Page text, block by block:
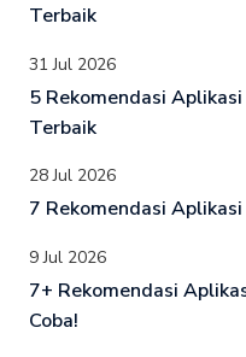
Terbaik
31 Jul 2026
5 Rekomendasi
Terbaik
28 Jul 2026
7 Rekomendasi
9 Jul 2026
7+ Rekomendasi
Coba!